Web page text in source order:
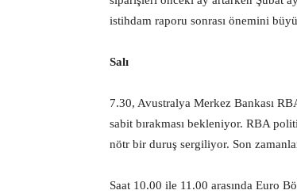
istihdam raporu sonrası önemini
Salı
7.30, Avustralya Merkez Bankası
sabit bırakması bekleniyor. RBA
nötr bir duruş sergiliyor. Son
Saat 10.00 ile 11.00 arasında Euro